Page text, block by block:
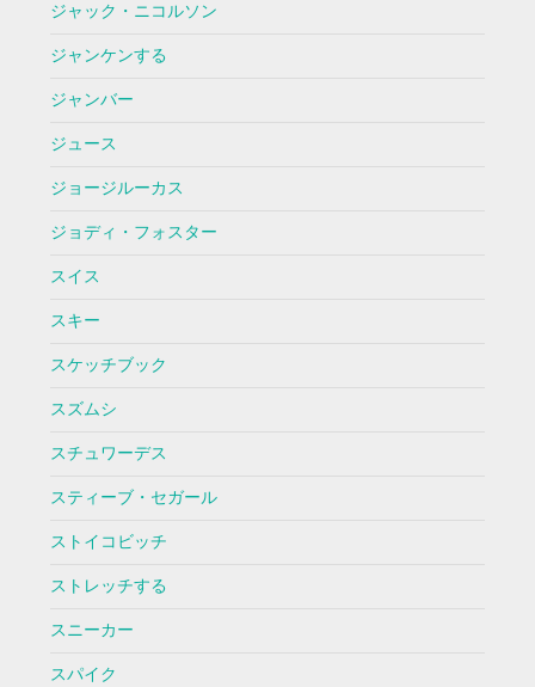
ジャック・ニコルソン
ジャンケンする
ジャンバー
ジュース
ジョージルーカス
ジョディ・フォスター
スイス
スキー
スケッチブック
スズムシ
スチュワーデス
スティーブ・セガール
ストイコビッチ
ストレッチする
スニーカー
スパイク